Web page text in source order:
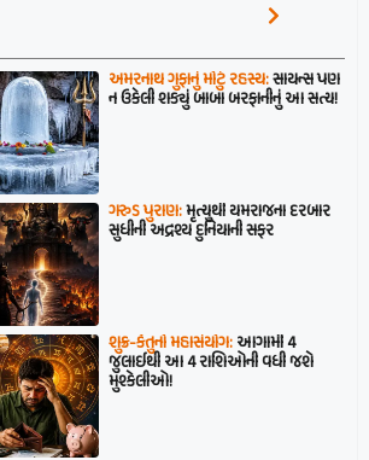
અમરનાથ ગુફાનું મોટું રહસ્ય:સાયન્સ પણ
ન ઉકેલી શક્યું બાબા બરફાનીનું આ સત્ય!
ગરુડ પુરાણ:મૃત્યુથી યમરાજના દરબાર
સુધીની અદ્રશ્ય દુનિયાની સફર
શુક્ર-કેતુનો મહાસંયોગ:આગામી 4
જુલાઈથી આ 4 રાશિઓની વધી જશે
મુશ્કેલીઓ!